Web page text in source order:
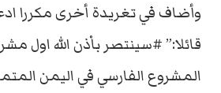
وأضاف في تغريدة أخرى مكررا
قائلا:” #سينتصر باْذن الله اول
المشروع الفارسي في اليمن